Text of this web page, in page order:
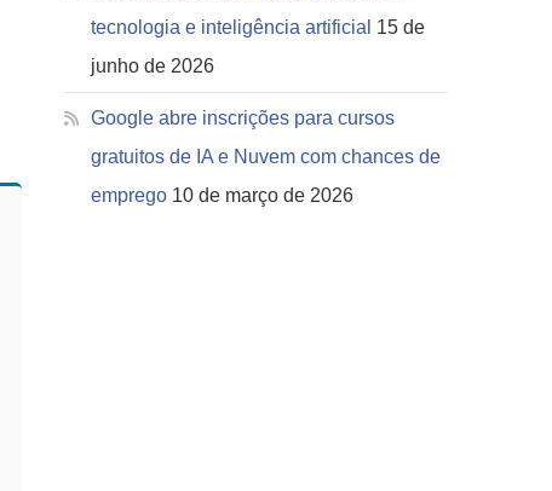
tecnologia e inteligência artificial 15 de
junho de 2026
Google abre inscrições para cursos
gratuitos de IA e Nuvem com chances de
emprego 10 de março de 2026